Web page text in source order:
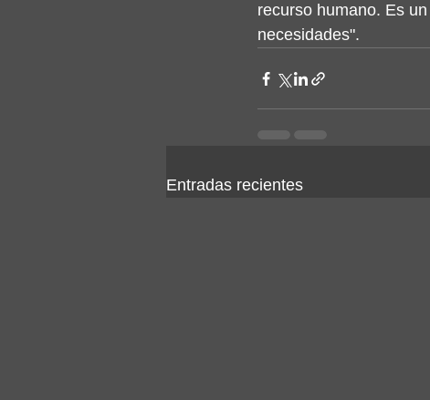
recurso humano. Es
necesidades".
Entradas recientes